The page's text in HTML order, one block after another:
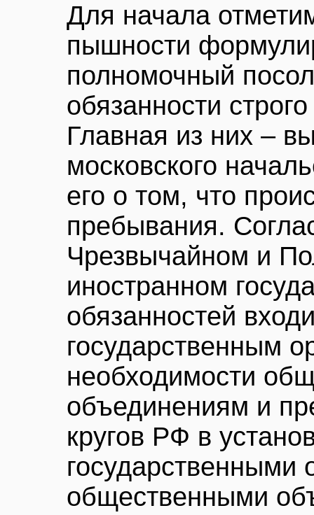
Для начала
пышности
полномочный
обязанности
Главная из них –
московского
его о том, что
пребывания.
Чрезвычайном и
иностранном
обязанностей
государственным
необходимости
объединениям и
кругов РФ в
государственными
общественными